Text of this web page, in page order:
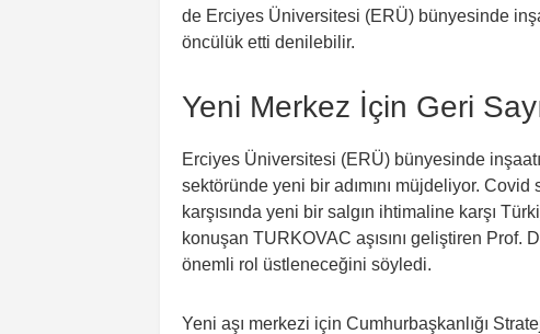
de Erciyes Üniversitesi (ERÜ) bünyesinde
öncülük etti denilebilir.
Yeni Merkez İçin Geri
Erciyes Üniversitesi (ERÜ) bünyesinde
sektöründe yeni bir adımını müjdeliyor. Covid
karşısında yeni bir salgın ihtimaline karşı
konuşan TURKOVAC aşısını geliştiren
önemli rol üstleneceğini söyledi.
Yeni aşı merkezi için Cumhurbaşkanlığı